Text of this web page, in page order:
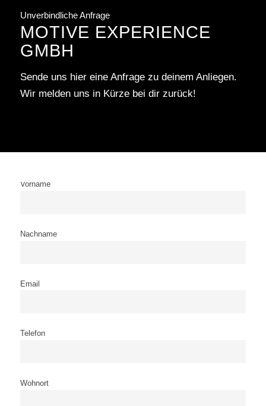
Unverbindliche Anfrage
MOTIVE EXPERIENCE
GMBH
Sende uns hier eine Anfrage zu deinem Anliegen.
Wir melden uns in Kürze bei dir zurück!
Vorname
Nachname
Email
Telefon
Wohnort